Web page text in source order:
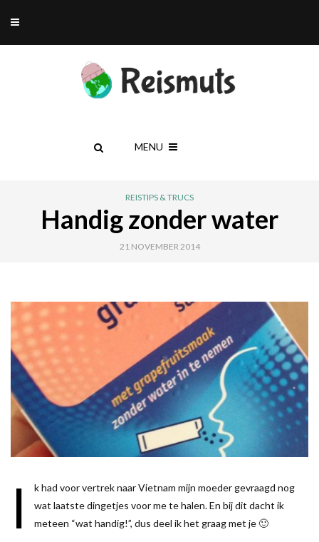
MENU
REISTIPS & TRUCS
Handig zonder water
21 NOVEMBER 2014
I
k had voor vertrek naar Vietnam mijn moeder gevraagd nog
wat laatste dingetjes voor me te halen. En bij dit dacht ik
meteen “wat handig!”, dus deel ik het graag met je 🙂